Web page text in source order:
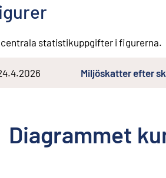
centrala statistikuppgifter i figurerna.
Miljöskatter efter
Diagrammet